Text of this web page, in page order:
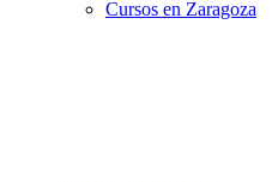
Cursos en Zaragoza